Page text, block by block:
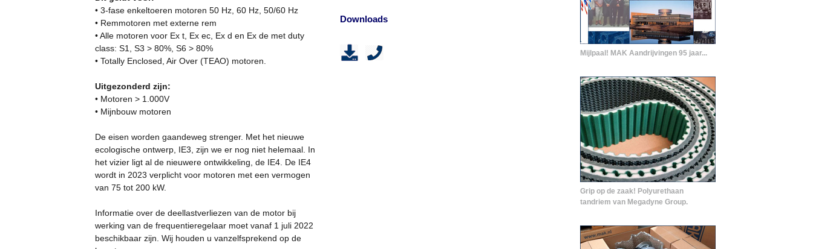
• 3-fase enkeltoeren motoren 50 Hz, 60 Hz, 50/60 Hz
• Remmotoren met externe rem
• Alle motoren voor Ex t, Ex ec, Ex d en Ex de met duty
class: S1, S3 > 80%, S6 > 80%
• Totally Enclosed, Air Over (TEAO) motoren.
Uitgezonderd zijn:
• Motoren > 1.000V
• Mijnbouw motoren
De eisen worden gaandeweg strenger. Met het nieuwe
ecologische ontwerp, IE3, zijn we er nog niet helemaal. In
het vizier ligt al de nieuwere ontwikkeling, de IE4. De IE4
wordt in 2023 verplicht voor motoren met een vermogen
van 75 tot 200 kW.
Informatie over de deellastverliezen van de motor bij
werking van de frequentieregelaar moet vanaf 1 juli 2022
beschikbaar zijn. Wij houden u vanzelfsprekend op de
Downloads
Mijlpaal! MAK Aandrijvingen 95 jaar...
Grip op de zaak! Polyurethaan
tandriem van Megadyne Group.